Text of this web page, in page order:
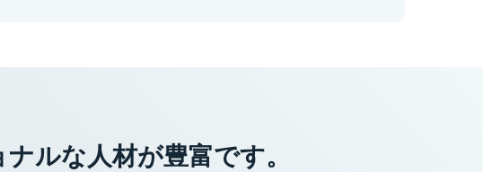
ルな人材が豊富です。